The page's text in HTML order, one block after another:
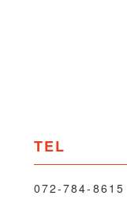
TEL
072-784-8615